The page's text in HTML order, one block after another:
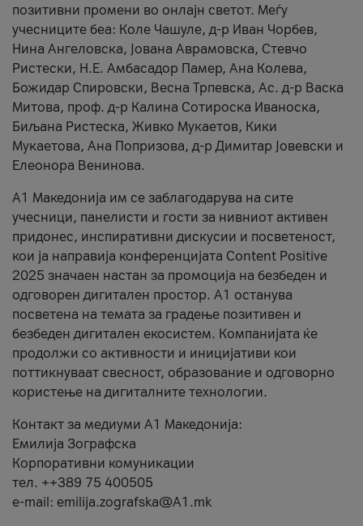
позитивни промени во онлајн светот. Меѓу
учесниците беа: Коле Чашуле, д-р Иван Чорбев,
Нина Ангеловска, Јована Аврамовска, Стевчо
Ристески, Н.Е. Амбасадор Памер, Ана Колева,
Божидар Спировски, Весна Трпевска, Ас. д-р Васка
Митова, проф. д-р Калина Сотироска Иваноска,
Биљана Ристеска, Живко Мукаетов, Кики
Мукаетова, Ана Попризова, д-р Димитар Јовевски и
Елеонора Венинова.
А1 Македонија им се заблагодарува на сите
учесници, панелисти и гости за нивниот активен
придонес, инспиративни дискусии и посветеност,
кои ја направија конференцијата Content Positive
2025 значаен настан за промоција на безбеден и
одговорен дигитален простор. А1 останува
посветена на темата за градење позитивен и
безбеден дигитален екосистем. Компанијата ќе
продолжи со активности и иницијативи кои
поттикнуваат свесност, образование и одговорно
користење на дигиталните технологии.
Контакт за медиуми А1 Македонија:
Емилија Зографска
Корпоративни комуникации
тел. ++389 75 400505
e-mail: emilija.zografska@A1.mk